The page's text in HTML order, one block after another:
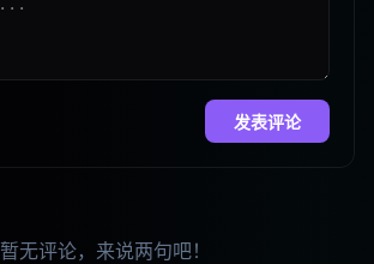
发表评论
暂无评论，来说两句吧！